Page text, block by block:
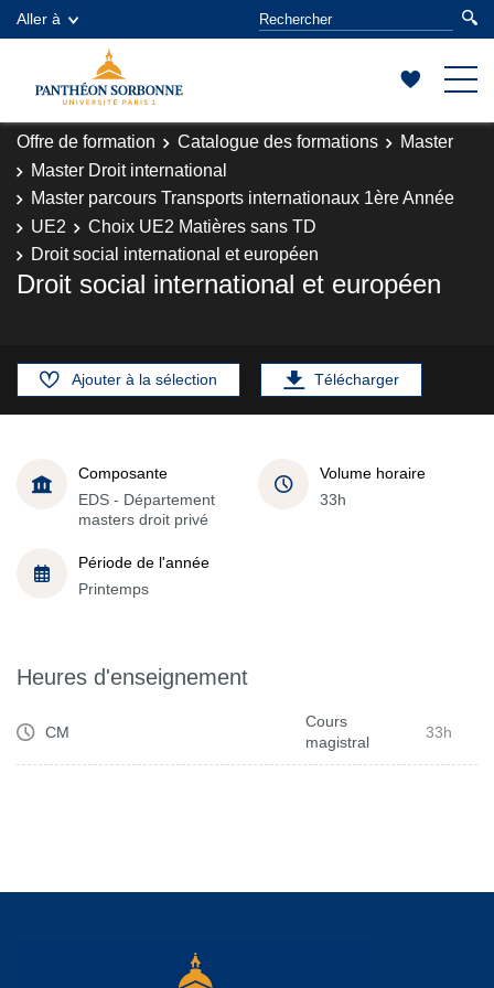
Aller à
Offre de formation Catalogue des formations
Master
Master Droit international
Master parcours Transports internationaux 1ère Année
UE2
Choix UE2 Matières sans TD
Droit social international et européen
Droit social international et européen
Ajouter à la sélection Télécharger
Composante
EDS - Département
masters droit privé
Volume horaire
33h
Période de l'année
Printemps
Heures d'enseignement
CM
Cours
magistral
33h